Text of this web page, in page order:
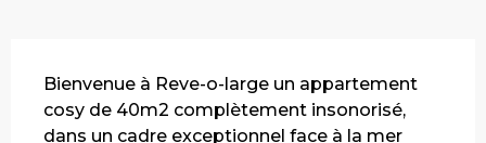
Bienvenue à Reve-o-large un appartement
cosy de 40m2 complètement insonorisé,
dans un cadre exceptionnel face à la mer